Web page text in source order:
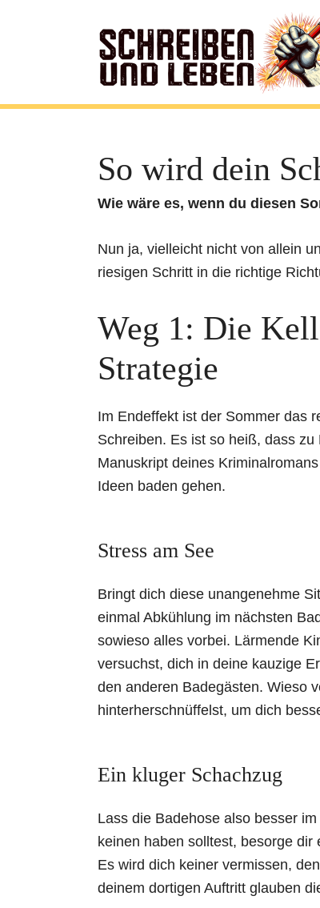
So wird dein
Wie wäre es, wenn du diesen
Nun ja, vielleicht nicht von allein
riesigen Schritt in die richtige
Weg 1: Die
Strategie
Im Endeffekt ist der Sommer das
Schreiben. Es ist so heiß, dass zu
Manuskript deines
Ideen baden gehen.
Stress am See
Bringt dich diese unangenehme
einmal Abkühlung im nächsten
sowieso alles vorbei. Lärmende
versuchst, dich in deine kauzige
den anderen Badegästen. Wieso
hinterherschnüffelst, um dich
Ein kluger Schachzug
Lass die Badehose also besser
keinen haben solltest, besorge
Es wird dich keiner vermissen,
deinem dortigen Auftritt glauben